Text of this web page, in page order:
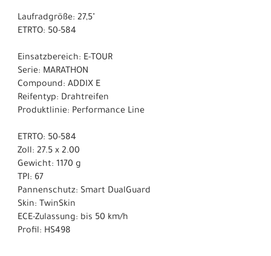
Laufradgröße: 27,5"
ETRTO: 50-584
Einsatzbereich: E-TOUR
Serie: MARATHON
Compound: ADDIX E
Reifentyp: Drahtreifen
Produktlinie: Performance Line
ETRTO: 50-584
Zoll: 27.5 x 2.00
Gewicht: 1170 g
TPI: 67
Pannenschutz: Smart DualGuard
Skin: TwinSkin
ECE-Zulassung: bis 50 km/h
Profil: HS498